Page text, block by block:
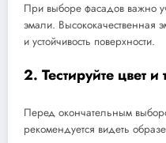
При выборе фасадов важно
эмали. Высококачественная
и устойчивость поверхности.
2. Тестируйте цвет и
Перед окончательным
рекомендуется видеть